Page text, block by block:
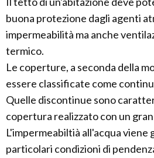
buona protezione dagli agenti
impermeabilità ma anche
termico.
Le coperture, a seconda della
essere classificate come
Quelle discontinue sono
copertura realizzato con un
L'impermeabiltià all'acqua
particolari condizioni di